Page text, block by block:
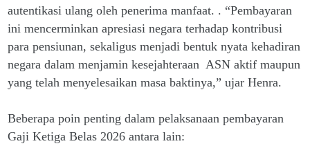
autentikasi ulang oleh penerima manfaat. . “Pembayaran
ini mencerminkan apresiasi negara terhadap kontribusi
para pensiunan, sekaligus menjadi bentuk nyata kehadiran
negara dalam menjamin kesejahteraan ASN aktif maupun
yang telah menyelesaikan masa baktinya,” ujar Henra.
Beberapa poin penting dalam pelaksanaan pembayaran
Gaji Ketiga Belas 2026 antara lain: